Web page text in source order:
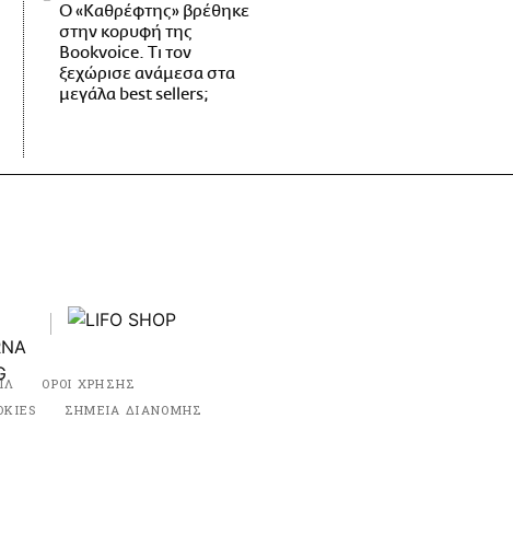
Ο «Καθρέφτης» βρέθηκε
στην κορυφή της
Bookvoice. Τι τον
ξεχώρισε ανάμεσα στα
μεγάλα best sellers;
ΟΡΟΙ ΧΡΗΣΗΣ
ΣΗΜΕΙΑ ΔΙΑΝΟΜΗΣ